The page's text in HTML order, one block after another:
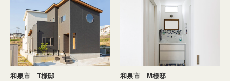
和泉市 T様邸 和泉市 M様邸